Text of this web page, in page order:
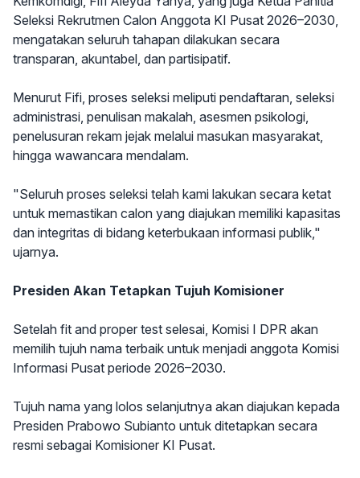
Seleksi Rekrutmen Calon Anggota KI Pusat 2026–2030,
mengatakan seluruh tahapan dilakukan secara
transparan, akuntabel, dan partisipatif.
Menurut Fifi, proses seleksi meliputi pendaftaran, seleksi
administrasi, penulisan makalah, asesmen psikologi,
penelusuran rekam jejak melalui masukan masyarakat,
hingga wawancara mendalam.
"Seluruh proses seleksi telah kami lakukan secara ketat
untuk memastikan calon yang diajukan memiliki kapasitas
dan integritas di bidang keterbukaan informasi publik,"
ujarnya.
Presiden Akan Tetapkan Tujuh Komisioner
Setelah fit and proper test selesai, Komisi I DPR akan
memilih tujuh nama terbaik untuk menjadi anggota Komisi
Informasi Pusat periode 2026–2030.
Tujuh nama yang lolos selanjutnya akan diajukan kepada
Presiden Prabowo Subianto untuk ditetapkan secara
resmi sebagai Komisioner KI Pusat.